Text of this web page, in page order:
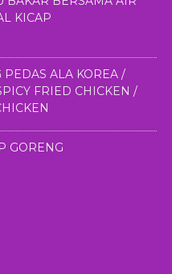
KICAP
PEDAS ALA KOREA /
FRIED CHICKEN /
GORENG